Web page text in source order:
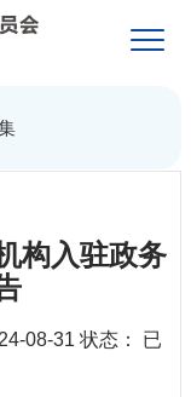
构入驻政务
08-31 状态： 已